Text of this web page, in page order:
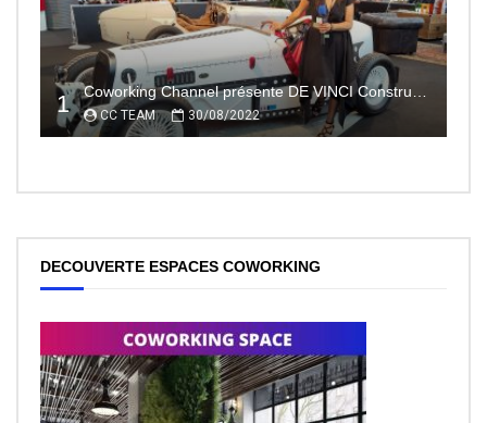
1 Coworking Channel présente DE VINCI Constructeur automobile électrique innovant 100% made In France
CC TEAM 30/08/2022
DECOUVERTE ESPACES COWORKING